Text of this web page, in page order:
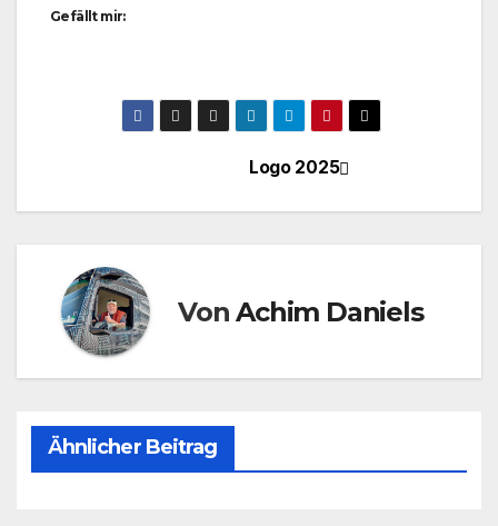
Gefällt mir:
Beitragsnavigation
Logo 2025
VonAchim Daniels
Ähnlicher Beitrag